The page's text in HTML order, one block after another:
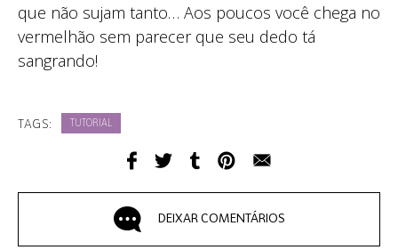
que não sujam tanto… Aos poucos você chega no
vermelhão sem parecer que seu dedo tá
sangrando!
TAGS: TUTORIAL
DEIXAR COMENTÁRIOS